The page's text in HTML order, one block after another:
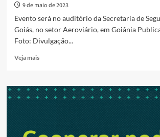
9 de maio de 2023
Evento será no auditório da Secretaria de
Goiás, no setor Aeroviário, em Goiânia
Foto: Divulgação...
Veja maisRead
Governador
em
participa